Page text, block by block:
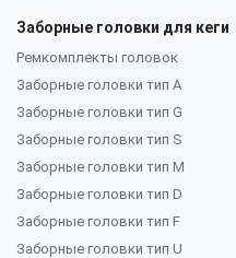
Заборные головки для кеги
Ремкомплекты головок
Заборные головки тип А
Заборные головки тип G
Заборные головки тип S
Заборные головки тип M
Заборные головки тип D
Заборные головки тип F
Заборные головки тип U